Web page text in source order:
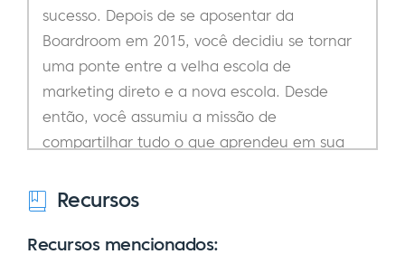
sucesso. Depois de se aposentar da
Boardroom em 2015, você decidiu se tornar
uma ponte entre a velha escola de
marketing direto e a nova escola. Desde
então, você assumiu a missão de
compartilhar tudo o que aprendeu em sua
geração de profissionais de marketing. Em
apoio a isso, você falou em inúmeros
seminários, organizou suas próprias
Recursos
Recursos mencionados: